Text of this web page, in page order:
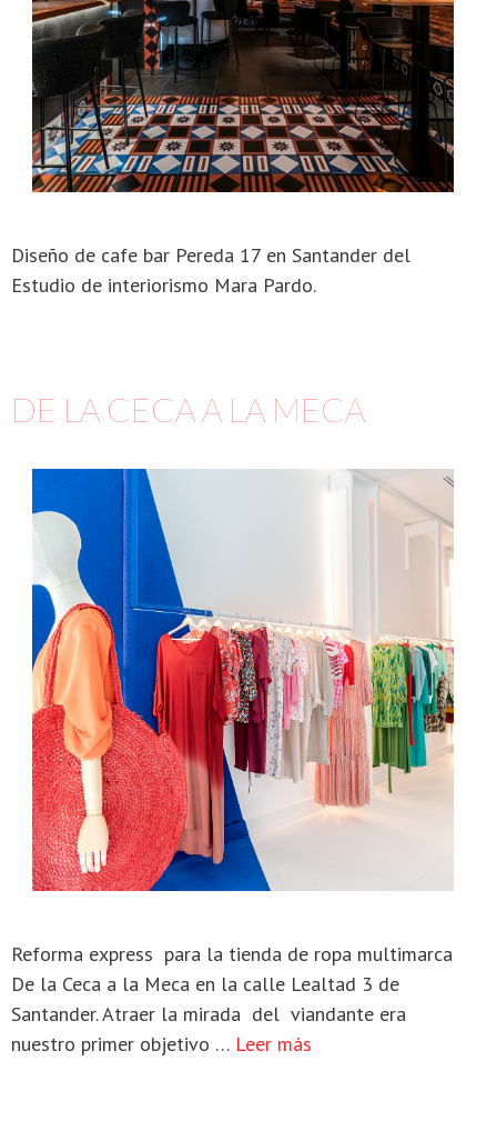
Diseño de cafe bar Pereda 17 en Santander del
Estudio de interiorismo Mara Pardo.
DE LA CECA A LA MECA
Reforma express para la tienda de ropa multimarca
De la Ceca a la Meca en la calle Lealtad 3 de
Santander. Atraer la mirada del viandante era
nuestro primer objetivo … Leer más